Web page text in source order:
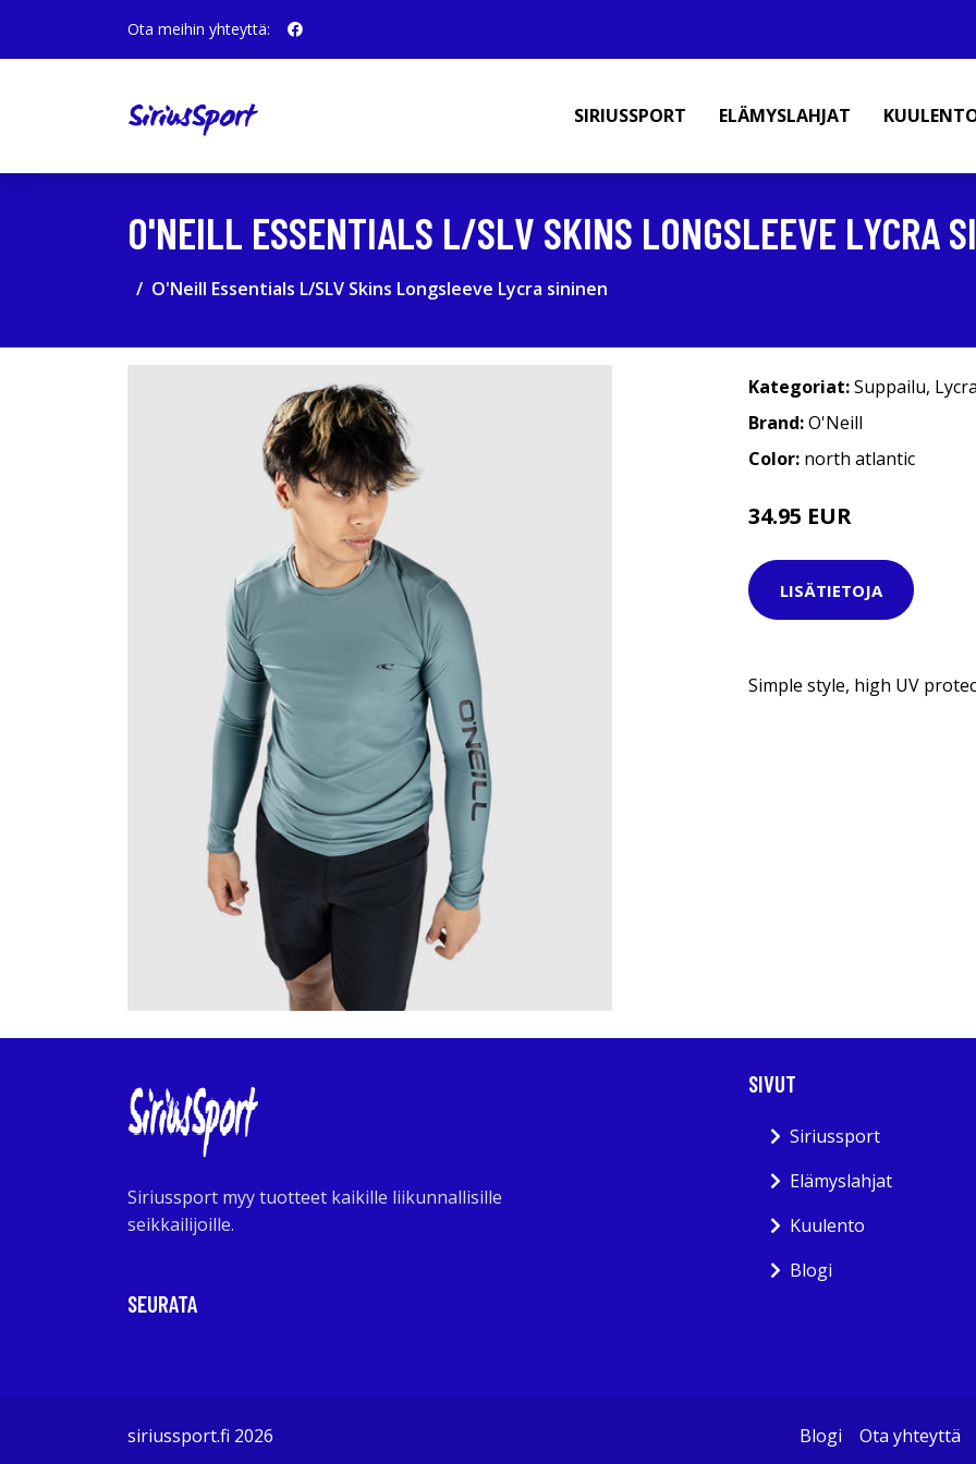
Ota meihin yhteyttä:
SIRIUSSPORT ELÄMYSLAHJAT
O'NEILL ESSENTIALS L/SLV SKINS LONGSLEEVE LYCRA
O'Neill Essentials L/SLV Skins Longsleeve Lycra sininen
Kategoriat:Suppailu,
Brand:O'Neill
Color: north atlantic
34.95 EUR
LISÄTIETOJA
Simple style, high UV
Siriussport myy tuotteet kaikille liikunnallisille
seikkailijoille.
SEURATA
SIVUT
Siriussport
Elämyslahjat
Kuulento
Blogi
siriussport.fi 2026 Blogi Ota yhteyttä